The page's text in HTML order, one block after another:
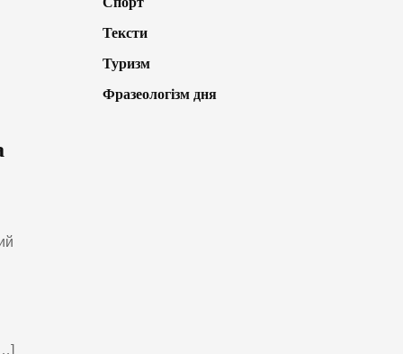
Тексти
Туризм
Фразеологізм дня